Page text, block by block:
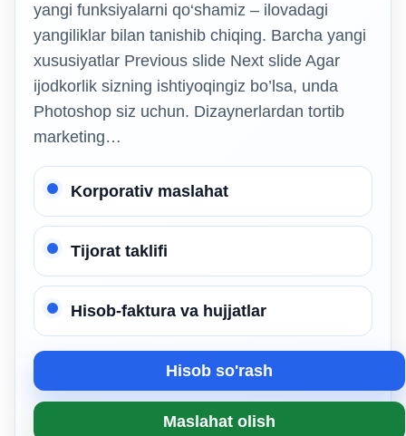
yangi funksiyalarni qo‘shamiz – ilovadagi
yangiliklar bilan tanishib chiqing. Barcha yangi
xususiyatlar Previous slide Next slide Agar
ijodkorlik sizning ishtiyoqingiz bo’lsa, unda
Photoshop siz uchun. Dizaynerlardan tortib
marketing…
Korporativ maslahat
Tijorat taklifi
Hisob-faktura va hujjatlar
Hisob so'rash
Maslahat olish